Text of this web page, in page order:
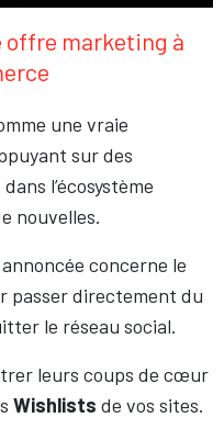
offre marketing à
une vraie
sur des
l’écosystème
nouvelles.
concerne le
passer directement du
le réseau social.
leurs coups de cœur
Wishlists de vos sites.